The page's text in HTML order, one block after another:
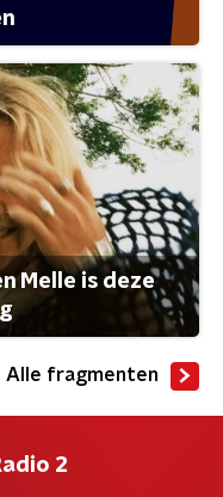
Melle is deze
Alle fragmenten
2